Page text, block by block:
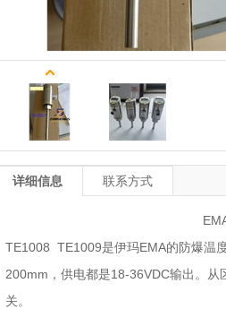
详细信息 联系方式
TE1008 TE1009是伊玛EMA的防爆温
200mm ，供电都是18-36VDC输出。从
关。